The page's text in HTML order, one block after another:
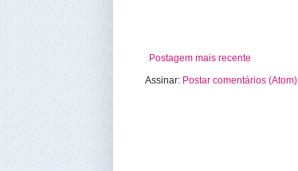
Postagem mais recente
Assinar: Postar comentários (Atom)